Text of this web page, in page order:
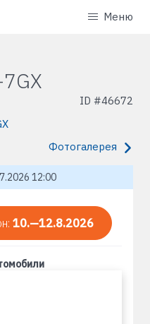
Меню
ID #46672
Фотогалерея
12:00
10.—12.8.2026